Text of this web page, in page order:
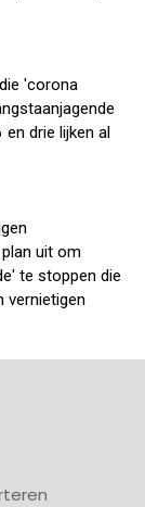
'corona
drie lijken al
uit om
te stoppen die
vernietigen